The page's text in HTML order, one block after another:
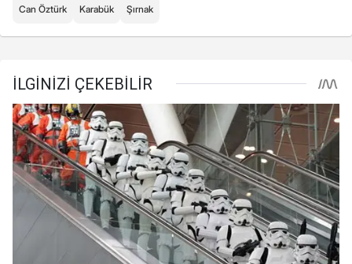
Can Öztürk Karabük Şırnak